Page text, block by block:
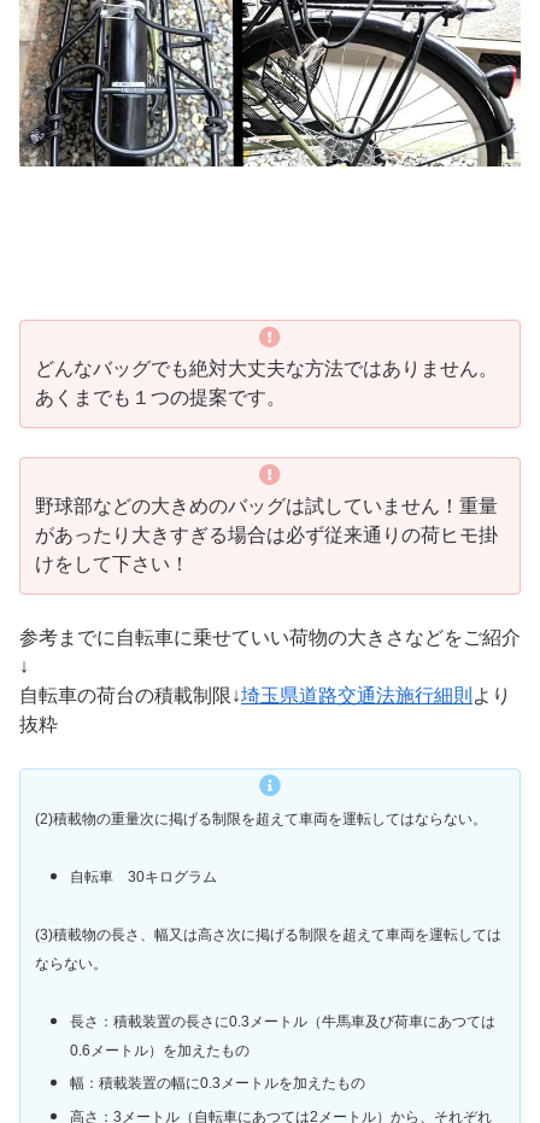
どんなバッグでも絶対大丈夫な方法ではありません。
あくまでも１つの提案です。
野球部などの大きめのバッグは試していません！重量
があったり大きすぎる場合は必ず従来通りの荷ヒモ掛
けをして下さい！
参考までに自転車に乗せていい荷物の大きさなどをご紹介
↓
自転車の荷台の積載制限↓埼玉県道路交通法施行細則 より
抜粋
(2)積載物の重量次に掲げる制限を超えて車両を運転してはならない。
自転車 30キログラム
(3)積載物の長さ、幅又は高さ次に掲げる制限を超えて車両を運転しては
ならない。
長さ：積載装置の長さに0.3メートル（牛馬車及び荷車にあつては
0.6メートル）を加えたもの
幅：積載装置の幅に0.3メートルを加えたもの
高さ：3メートル（自転車にあつては2メートル）から、それぞれ